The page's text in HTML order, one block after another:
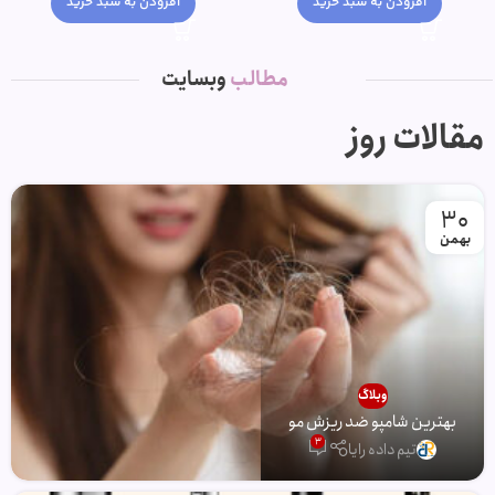
افزودن به سبد خرید
مطالبوبسایت
مقالات روز
30
بهمن
وبلاگ
بهترین شامپو ضد ریزش مو
تیم داده رایا 3